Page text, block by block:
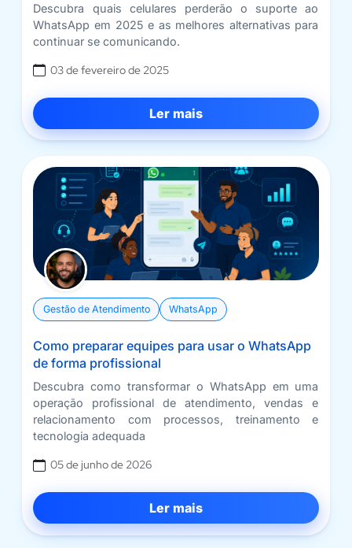
Descubra quais celulares perderão o suporte ao
WhatsApp em 2025 e as melhores alternativas para
continuar se comunicando.
03 de fevereiro de 2025
Ler mais
Gestão de Atendimento WhatsApp
Como preparar equipes para usar o WhatsApp
de forma profissional
Descubra como transformar o WhatsApp em uma
operação profissional de atendimento, vendas e
relacionamento com processos, treinamento e
tecnologia adequada
05 de junho de 2026
Ler mais